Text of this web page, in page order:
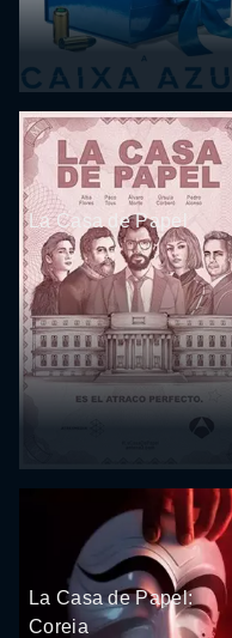
La Casa de Papel
La Casa de Papel:
Coreia